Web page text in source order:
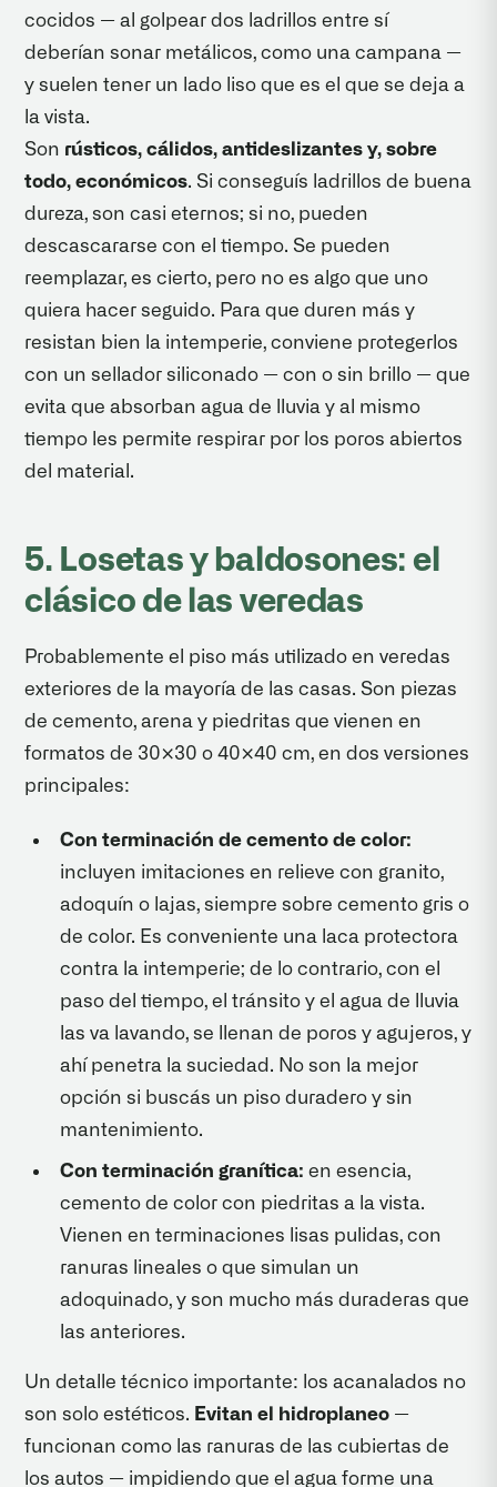
cocidos — al golpear dos ladrillos entre sí
deberían sonar metálicos, como una campana —
y suelen tener un lado liso que es el que se deja a
la vista.
Son rústicos, cálidos, antideslizantes y, sobre
todo, económicos. Si conseguís ladrillos de buena
dureza, son casi eternos; si no, pueden
descascararse con el tiempo. Se pueden
reemplazar, es cierto, pero no es algo que uno
quiera hacer seguido. Para que duren más y
resistan bien la intemperie, conviene protegerlos
con un sellador siliconado — con o sin brillo — que
evita que absorban agua de lluvia y al mismo
tiempo les permite respirar por los poros abiertos
del material.
5. Losetas y baldosones: el
clásico de las veredas
Probablemente el piso más utilizado en veredas
exteriores de la mayoría de las casas. Son piezas
de cemento, arena y piedritas que vienen en
formatos de 30×30 o 40×40 cm, en dos versiones
principales:
Con terminación de cemento de color:
incluyen imitaciones en relieve con granito,
adoquín o lajas, siempre sobre cemento gris o
de color. Es conveniente una laca protectora
contra la intemperie; de lo contrario, con el
paso del tiempo, el tránsito y el agua de lluvia
las va lavando, se llenan de poros y agujeros, y
ahí penetra la suciedad. No son la mejor
opción si buscás un piso duradero y sin
mantenimiento.
Con terminación granítica: en esencia,
cemento de color con piedritas a la vista.
Vienen en terminaciones lisas pulidas, con
ranuras lineales o que simulan un
adoquinado, y son mucho más duraderas que
las anteriores.
Un detalle técnico importante: los acanalados no
son solo estéticos. Evitan el hidroplaneo —
funcionan como las ranuras de las cubiertas de
los autos — impidiendo que el agua forme una